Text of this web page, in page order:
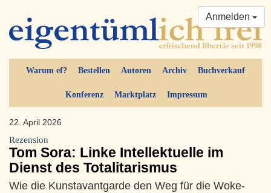
Warum ef? Bestellen Autoren Archiv Buchverkauf
Konferenz Marktplatz Impressum
Anmelden
22. April 2026
Rezension
Tom Sora: Linke Intellektuelle im
Dienst des Totalitarismus
Wie die Kunstavantgarde den Weg für die Woke-